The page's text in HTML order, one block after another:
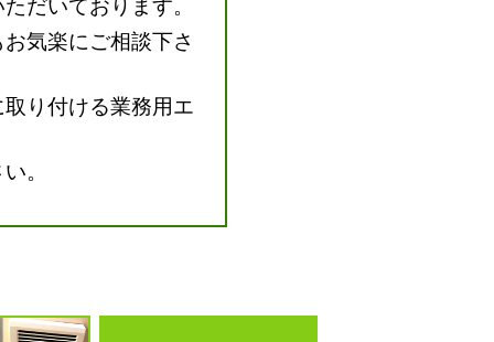
気楽にご相談下さ
り付ける業務用エ
。